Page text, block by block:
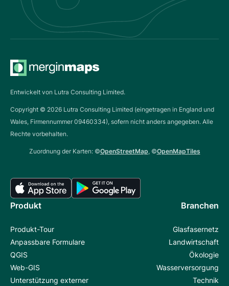
Entwickelt von Lutra Consulting Limited.
Copyright © 2026 Lutra Consulting Limited (eingetragen in England und
Wales, Firmennummer 09460334), sofern nicht anders angegeben. Alle
Rechte vorbehalten.
Zuordnung der Karten: ©OpenStreetMap, ©OpenMapTiles
Produkt
Produkt-Tour
Anpassbare Formulare
QGIS
Web-GIS
Unterstützung externer
Branchen
Glasfasernetz
Landwirtschaft
Ökologie
Wasserversorgung
Technik